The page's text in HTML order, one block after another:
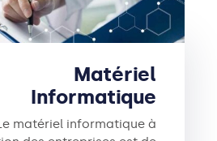
Matériel
Informatique
matériel informatique à